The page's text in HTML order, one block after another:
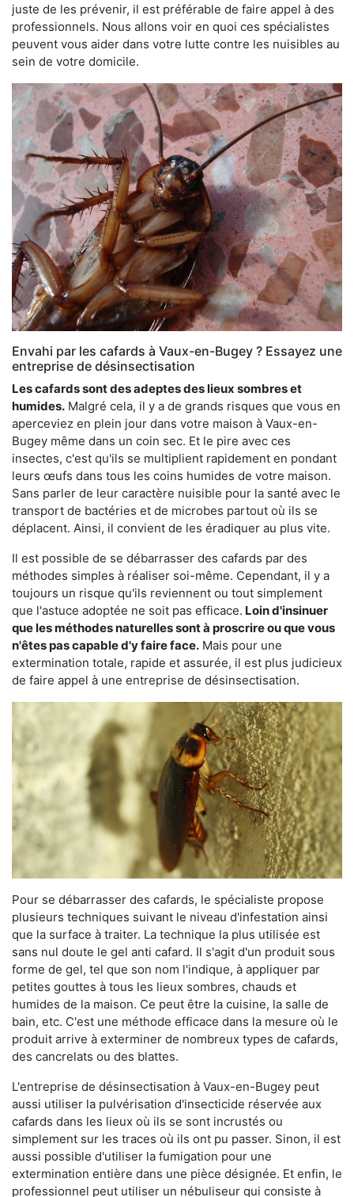
juste de les prévenir, il est préférable de faire appel à des
professionnels. Nous allons voir en quoi ces spécialistes
peuvent vous aider dans votre lutte contre les nuisibles au
sein de votre domicile.
Envahi par les cafards à Vaux-en-Bugey ? Essayez une
entreprise de désinsectisation
Les cafards sont des adeptes des lieux sombres et
humides. Malgré cela, il y a de grands risques que vous en
aperceviez en plein jour dans votre maison à Vaux-en-
Bugey même dans un coin sec. Et le pire avec ces
insectes, c'est qu'ils se multiplient rapidement en pondant
leurs œufs dans tous les coins humides de votre maison.
Sans parler de leur caractère nuisible pour la santé avec le
transport de bactéries et de microbes partout où ils se
déplacent. Ainsi, il convient de les éradiquer au plus vite.
Il est possible de se débarrasser des cafards par des
méthodes simples à réaliser soi-même. Cependant, il y a
toujours un risque qu'ils reviennent ou tout simplement
que l'astuce adoptée ne soit pas efficace. Loin d'insinuer
que les méthodes naturelles sont à proscrire ou que vous
n'êtes pas capable d'y faire face. Mais pour une
extermination totale, rapide et assurée, il est plus judicieux
de faire appel à une entreprise de désinsectisation.
Pour se débarrasser des cafards, le spécialiste propose
plusieurs techniques suivant le niveau d'infestation ainsi
que la surface à traiter. La technique la plus utilisée est
sans nul doute le gel anti cafard. Il s'agit d'un produit sous
forme de gel, tel que son nom l'indique, à appliquer par
petites gouttes à tous les lieux sombres, chauds et
humides de la maison. Ce peut être la cuisine, la salle de
bain, etc. C'est une méthode efficace dans la mesure où le
produit arrive à exterminer de nombreux types de cafards,
des cancrelats ou des blattes.
L'entreprise de désinsectisation à Vaux-en-Bugey peut
aussi utiliser la pulvérisation d'insecticide réservée aux
cafards dans les lieux où ils se sont incrustés ou
simplement sur les traces où ils ont pu passer. Sinon, il est
aussi possible d'utiliser la fumigation pour une
extermination entière dans une pièce désignée. Et enfin, le
professionnel peut utiliser un nébuliseur qui consiste à